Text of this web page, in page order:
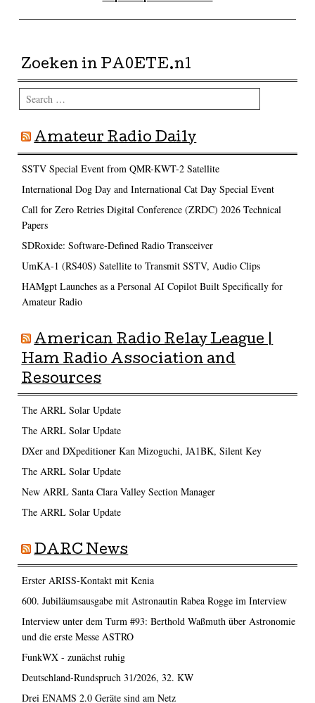
Zoeken in PA0ETE.nl
Search
Amateur Radio Daily
SSTV Special Event from QMR-KWT-2 Satellite
International Dog Day and International Cat Day Special Event
Call for Zero Retries Digital Conference (ZRDC) 2026 Technical
Papers
SDRoxide: Software-Defined Radio Transceiver
UmKA-1 (RS40S) Satellite to Transmit SSTV, Audio Clips
HAMgpt Launches as a Personal AI Copilot Built Specifically for
Amateur Radio
American Radio Relay League |
Ham Radio Association and
Resources
The ARRL Solar Update
The ARRL Solar Update
DXer and DXpeditioner Kan Mizoguchi, JA1BK, Silent Key
The ARRL Solar Update
New ARRL Santa Clara Valley Section Manager
The ARRL Solar Update
DARC News
Erster ARISS-Kontakt mit Kenia
600. Jubiläumsausgabe mit Astronautin Rabea Rogge im Interview
Interview unter dem Turm #93: Berthold Waßmuth über Astronomie
und die erste Messe ASTRO
FunkWX - zunächst ruhig
Deutschland-Rundspruch 31/2026, 32. KW
Drei ENAMS 2.0 Geräte sind am Netz